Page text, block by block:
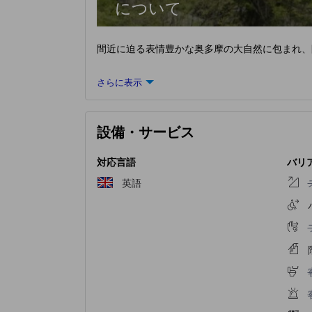
について
間近に迫る表情豊かな奥多摩の大自然に包まれ
さらに表示
設備・サービス
対応言語
英語
バリ